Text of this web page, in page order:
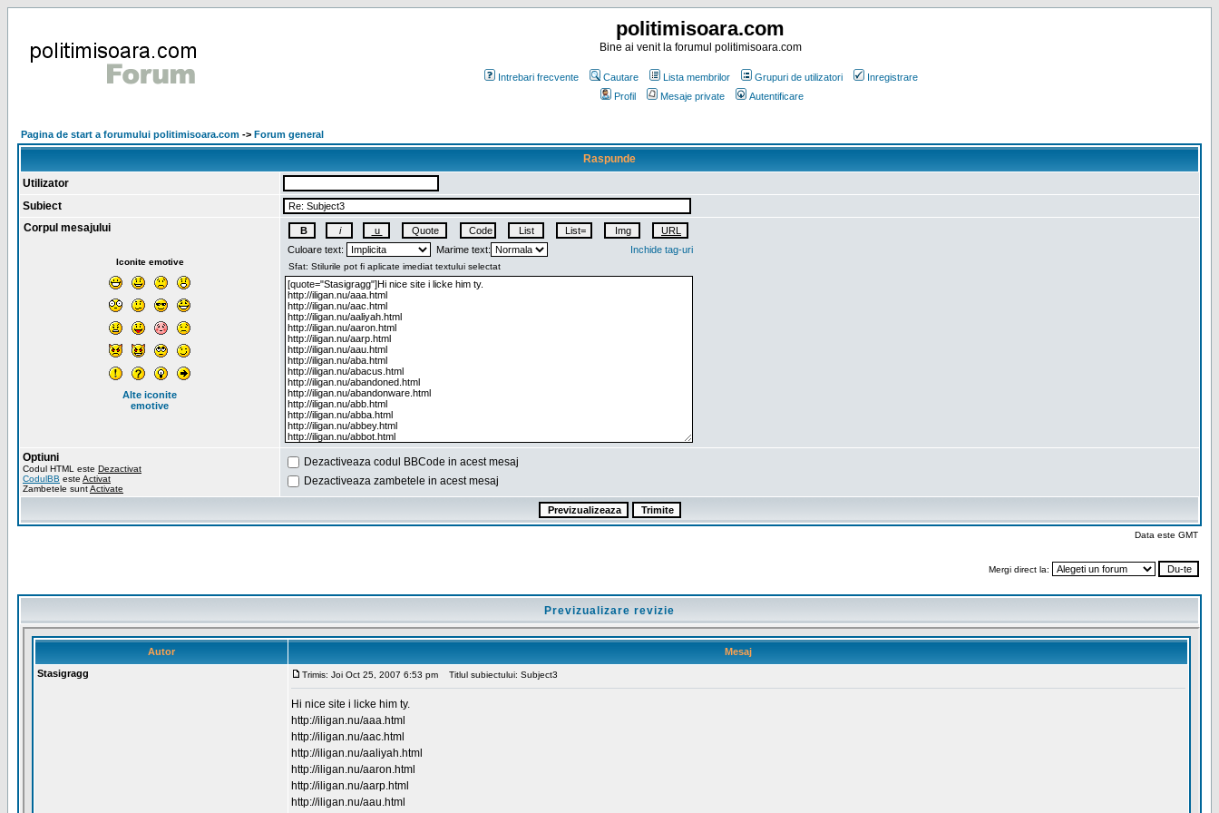
politimisoara.com
Bine ai venit la forumul politimisoara.com
Intrebari frecvente Cautare Lista membrilor Grupuri de utilizatori
Inregistrare
Profil
Mesaje private Autentificare
Pagina de start a forumului politimisoara.com -> Forum general
Raspunde
Utilizator
Subiect
Corpul mesajului
Iconite emotive
Alte iconite
emotive
Culoare text: Marime text: Inchide tag-uri
Optiuni
Codul HTML este Dezactivat
CodulBB este Activat
Zambetele suntActivate
Dezactiveaza codul BBCode in acest mesaj
Dezactiveaza zambetele in acest mesaj
Data este GMT
Mergi direct la:
Previzualizare revizie